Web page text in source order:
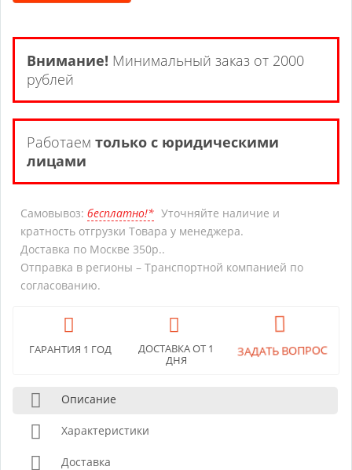
Внимание! Минимальный заказ от 2000
рублей
Работаем только с юридическими
лицами
Самовывоз: бесплатно!* Уточняйте наличие и
кратность отгрузки Товара у менеджера.
Доставка по Москве 350р..
Отправка в регионы – Транспортной компанией по
согласованию.
ГАРАНТИЯ 1 ГОД
ДОСТАВКА ОТ 1
ДНЯ
ЗАДАТЬ ВОПРОС
Описание
Характеристики
Доставка